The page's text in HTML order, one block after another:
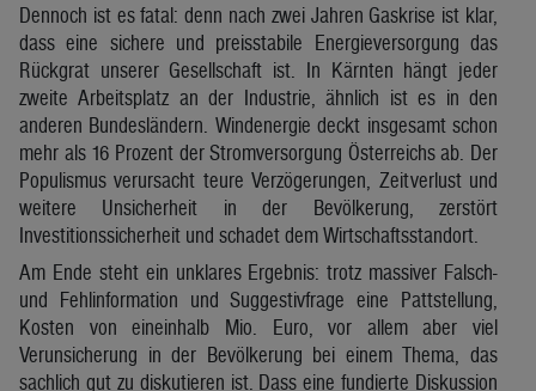
Dennoch ist es fatal: denn nach zwei Jahren Gaskrise ist klar,
dass eine sichere und preisstabile Energieversorgung das
Rückgrat unserer Gesellschaft ist. In Kärnten hängt jeder
zweite Arbeitsplatz an der Industrie, ähnlich ist es in den
anderen Bundesländern. Windenergie deckt insgesamt schon
mehr als 16 Prozent der Stromversorgung Österreichs ab. Der
Populismus verursacht teure Verzögerungen, Zeitverlust und
weitere Unsicherheit in der Bevölkerung, zerstört
Investitionssicherheit und schadet dem Wirtschaftsstandort.
Am Ende steht ein unklares Ergebnis: trotz massiver Falsch-
und Fehlinformation und Suggestivfrage eine Pattstellung,
Kosten von eineinhalb Mio. Euro, vor allem aber viel
Verunsicherung in der Bevölkerung bei einem Thema, das
sachlich gut zu diskutieren ist. Dass eine fundierte Diskussion